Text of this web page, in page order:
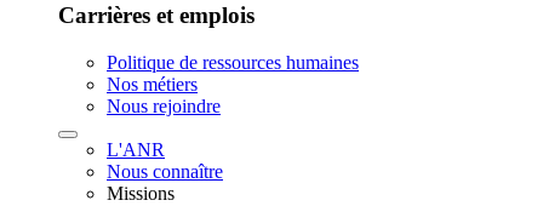
Carrières et emplois
Politique de ressources humaines
Nos métiers
Nous rejoindre
L'ANR
Nous connaître
Missions